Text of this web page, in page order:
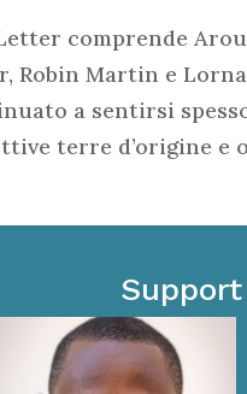
comprende
Robin Martin e
a sentirsi
terre d’origine e